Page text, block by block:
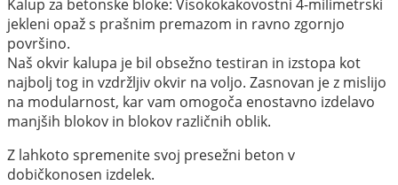
Kalup za betonske bloke: Visokokakovostni 4-milimetrski
jekleni opaž s prašnim premazom in ravno zgornjo
površino.
Naš okvir kalupa je bil obsežno testiran in izstopa kot
najbolj tog in vzdržljiv okvir na voljo. Zasnovan je z mislijo
na modularnost, kar vam omogoča enostavno izdelavo
manjših blokov in blokov različnih oblik.
Z lahkoto spremenite svoj presežni beton v
dobičkonosen izdelek.